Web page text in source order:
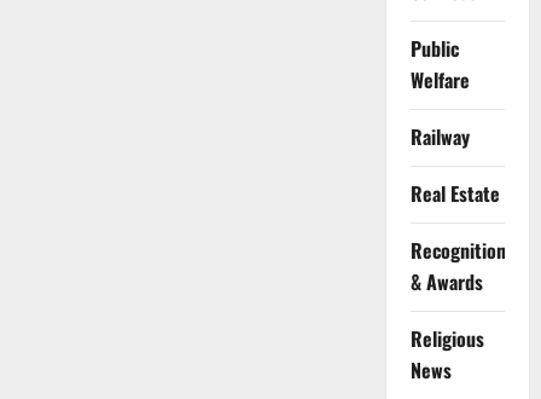
Public
Welfare
Railway
Real Estate
Recognition
& Awards
Religious
News